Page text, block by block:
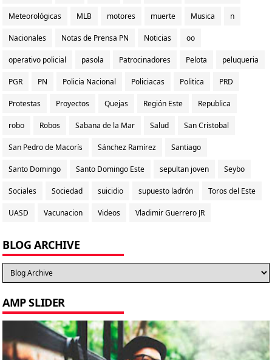
Meteorológicas MLB motores muerte Musica n
Nacionales Notas de Prensa PN Noticias oo
operativo policial pasola Patrocinadores Pelota peluqueria
PGR PN Policia Nacional Policiacas Politica PRD
Protestas Proyectos Quejas Región Este Republica
robo Robos Sabana de la Mar Salud San Cristobal
San Pedro de Macorís Sánchez Ramírez Santiago
Santo Domingo Santo Domingo Este sepultan joven Seybo
Sociales Sociedad suicidio supuesto ladrón Toros del Este
UASD Vacunacion Videos Vladimir Guerrero JR
BLOG ARCHIVE
AMP SLIDER